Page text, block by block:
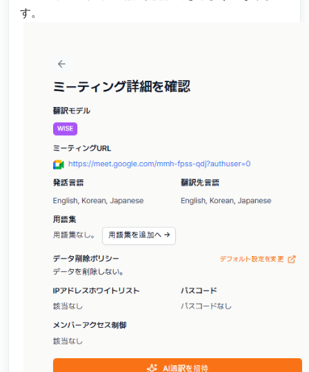
す。